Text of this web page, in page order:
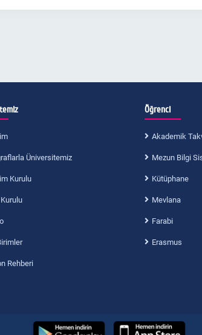
Üniversitemiz
Kurulu
Rehberi
Öğrenci
Akademik
Mezun Bilgi
Kütüphane
Mevlana
Farabi
Erasmus